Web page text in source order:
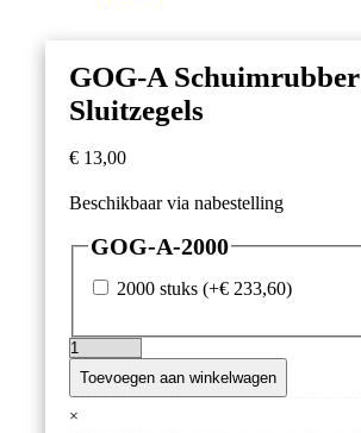
GOG-A Schuimrubber
Sluitzegels
€ 13,00
Beschikbaar via nabestelling
GOG-A-2000
2000 stuks (+€ 233,60)
GOG-
A
Schuimrubber
Sluitzegels
Toevoegen aan winkelwagen
×